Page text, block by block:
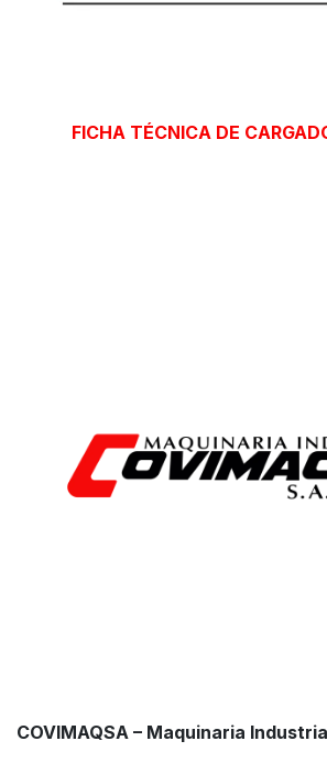
FICHA TÉCNICA DE
COVIMAQSA – Maquinaria